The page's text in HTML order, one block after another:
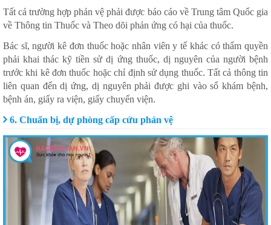
Tất cả trường hợp phản vệ phải được báo cáo về Trung tâm Quốc gia
về Thông tin Thuốc và Theo dõi phản ứng có hại của thuốc.
Bác sĩ, người kê đơn thuốc hoặc nhân viên y tế khác có thẩm quyền
phải khai thác kỹ tiền sử dị ứng thuốc, dị nguyên của người bệnh
trước khi kê đơn thuốc hoặc chỉ định sử dụng thuốc. Tất cả thông tin
liên quan đến dị ứng, dị nguyên phải được ghi vào sổ khám bệnh,
bệnh án, giấy ra viện, giấy chuyển viện.
6. Chuẩn bị, dự phòng cấp cứu phản vệ